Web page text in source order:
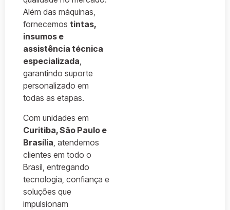
Além das máquinas,
fornecemos tintas,
insumos e
assistência técnica
especializada,
garantindo suporte
personalizado em
todas as etapas.
Com unidades em
Curitiba, São Paulo e
Brasília , atendemos
clientes em todo o
Brasil, entregando
tecnologia, confiança e
soluções que
impulsionam